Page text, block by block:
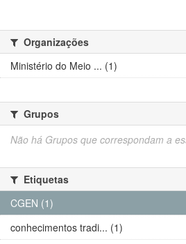
Organizações
Ministério do Meio ... (1)
Grupos
Não há Grupos que correspondam a
Etiquetas
CGEN (1)
conhecimentos tradi... (1)